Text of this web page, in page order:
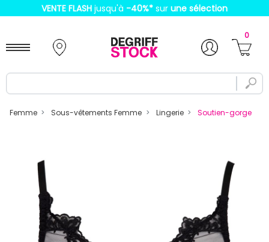
VENTE FLASH jusqu'à -40%* sur une sélection
0
Femme Sous-vêtements Femme Lingerie Soutien-gorge